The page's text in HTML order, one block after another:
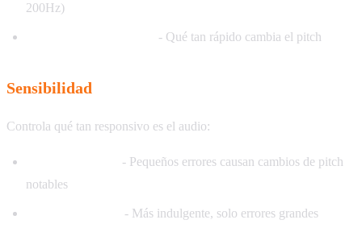
200Hz)
- Qué tan rápido cambia el pitch
Sensibilidad
Controla qué tan responsivo es el audio:
- Pequeños errores causan cambios de pitch
notables
- Más indulgente, solo errores grandes